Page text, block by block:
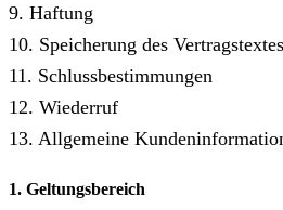
9. Haftung
10. Speicherung des Vertragstextes
11. Schlussbestimmungen
12. Wiederruf
13. Allgemeine
1. Geltungsbereich